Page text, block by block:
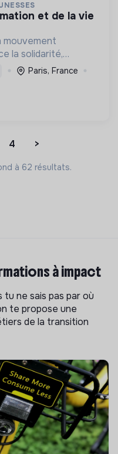
mouvement
la solidarité,
volonté politique au
Paris, France
4 >
à 62 résultats.
à impact
ne sais pas par où
te propose une
de la transition